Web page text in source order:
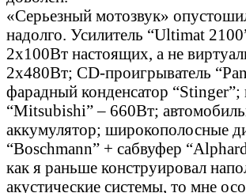
«Серьезный мотозвук»
надолго. Усилитель “Ultimat
2x100Вт настоящих, а не
2x480Вт; CD-проигрыватель
фарадный конденсатор “Stinger”;
“Mitsubishi” – 660Вт;
аккумулятор; широкополосные
“Boschmann” + сабвуфер
как я раньше конструировал
акустические системы, то мне